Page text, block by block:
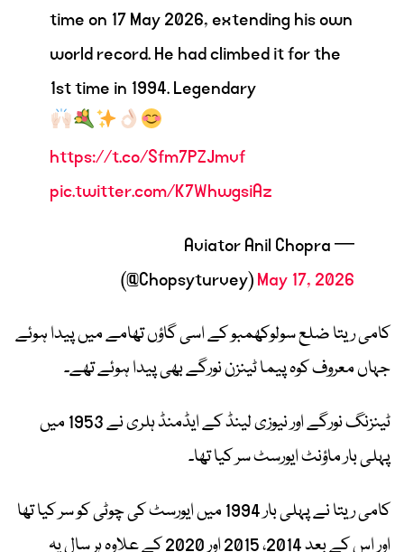
time on 17 May 2026, extending his own
world record. He had climbed it for the
1st time in 1994. Legendary
https://t.co/Sfm7PZJmvf
pic.twitter.com/K7WhwgsiAz
— Aviator Anil Chopra
(@Chopsyturvey)May 17, 2026
کامی ریتا ضلع سولوکھمبو کے اسی گاؤں تھامے میں پیدا ہوئے
جہاں معروف کوہ پیماٹینزن نورگےبھی پیدا ہوئے تھے۔
ٹینزنگ نورگے اور نیوزی لینڈ کےایڈمنڈ ہلری
نے 1953 میں
پہلی بار ماؤنٹ ایورسٹ سر کیا تھا۔
کامی ریتا نے پہلی بار 1994 میں ایورسٹ کی چوٹی کو سر کیا تھا
اور اس کے بعد 2014، 2015 اور 2020 کے علاوہ ہر سال یہ